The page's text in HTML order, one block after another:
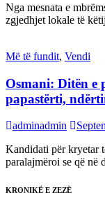
Nga mesnata e
zgjedhjet lokale të
Më të fundit, Vendi
Osmani: Ditën e
papastërti,
adminadmin
Kandidati për kryetar
paralajmëroi se që në
KRONIKË E ZEZË